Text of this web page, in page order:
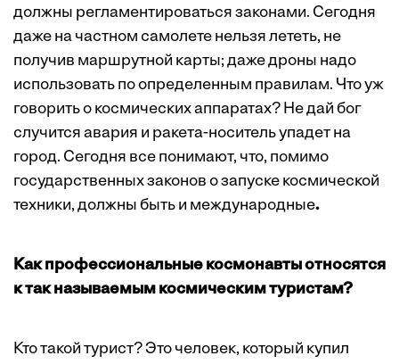
должны регламентироваться законами. Сегодня
даже на частном самолете нельзя лететь, не
получив маршрутной карты; даже дроны надо
использовать по определенным правилам. Что уж
говорить о космических аппаратах? Не дай бог
случится авария и ракета-носитель упадет на
город. Сегодня все понимают, что, помимо
государственных законов о запуске космической
техники, должны быть и международные.
Как профессиональные космонавты относятся
к так называемым космическим туристам?
Кто такой турист? Это человек, который купил